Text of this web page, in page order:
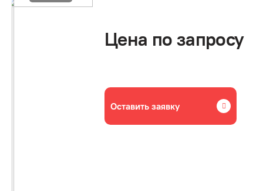
Цена по запросу
Оставить заявку